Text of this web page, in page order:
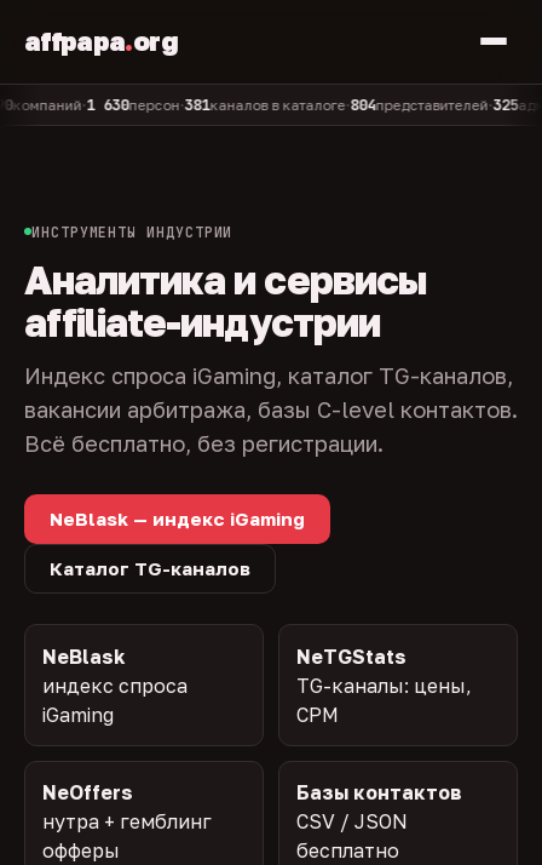
affpapa.org
•1 630персон•381каналов в каталоге•804представителей•325
ИНСТРУМЕНТЫ ИНДУСТРИИ
Аналитика и сервисы
affiliate-индустрии
Индекс спроса iGaming, каталог TG-каналов,
вакансии арбитража, базы C-level контактов.
Всё бесплатно, без регистрации.
NeBlask — индекс iGaming
Каталог TG-каналов
NeBlask
индекс спроса
iGaming
NeTGStats
TG-каналы: цены,
CPM
NeOffers
нутра + гемблинг
офферы
Базы контактов
CSV / JSON
бесплатно